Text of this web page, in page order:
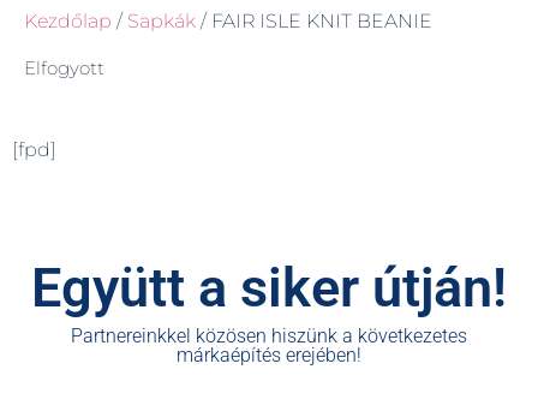
Kezdőlap / Sapkák / FAIR ISLE KNIT BEANIE
Elfogyott
[fpd]
Együtt a siker útján!
Partnereinkkel közösen hiszünk a következetes
márkaépítés erejében!